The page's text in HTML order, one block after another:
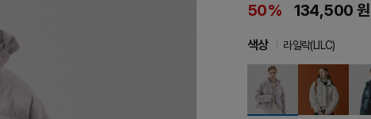
50% 134,500 원
색상 라일락(LILC)